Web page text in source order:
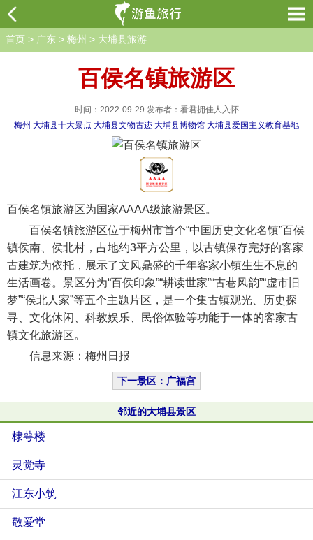
首页 > 广东 > 梅州 > 大埔县旅游
百侯名镇旅游区
时间：2022-09-29 发布者：看君拥佳人入怀
梅州 大埔县十大景点 大埔县文物古迹 大埔县博物馆 大埔县爱国主义教育基地
百侯名镇旅游区为国家AAAA级旅游景区。
百侯名镇旅游区位于梅州市首个“中国历史文化名镇”百侯
镇侯南、侯北村，占地约3平方公里，以古镇保存完好的客家
古建筑为依托，展示了文风鼎盛的千年客家小镇生生不息的
生活画卷。景区分为“百侯印象”“耕读世家”“古巷风韵”“虚市旧
梦”“侯北人家”等五个主题片区，是一个集古镇观光、历史探
寻、文化休闲、科教娱乐、民俗体验等功能于一体的客家古
镇文化旅游区。
信息来源：梅州日报
下一景区：广福宫
邻近的大埔县景区
棣萼楼
灵觉寺
江东小筑
敬爱堂